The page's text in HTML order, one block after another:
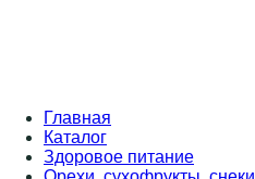
Главная
Каталог
Здоровое питание